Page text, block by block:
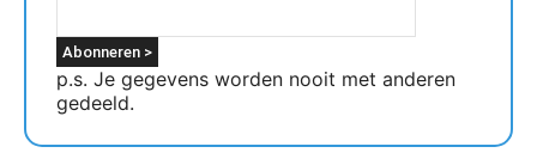
p.s. Je gegevens worden nooit met anderen
gedeeld.